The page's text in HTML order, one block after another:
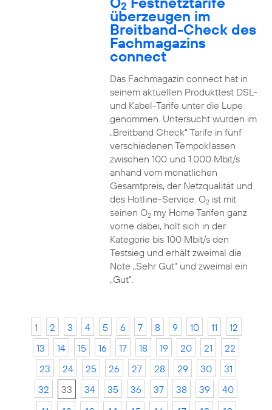
2
überzeugen im
Breitband-Check des
Fachmagazins
connect
Das Fachmagazin connect hat in
seinem aktuellen Produkttest DSL-
und Kabel-Tarife unter die Lupe
genommen. Untersucht wurden im
„Breitband Check“ Tarife in fünf
verschiedenen Tempoklassen
zwischen 100 und 1.000 Mbit/s
anhand vom monatlichen
Gesamtpreis, der Netzqualität und
des Hotline-Service. O2ist mit
seinen O2my Home Tarifen ganz
vorne dabei, holt sich in der
Kategorie bis 100 Mbit/s den
Testsieg und erhält zweimal die
Note „Sehr Gut“ und zweimal ein
„Gut“.
1 2 3 4 5 6 7 8 9 10 11
12
13
14 15 16 17 18 19 20 21
22
23
24 25 26 27 28 29 30
31
32
33 34 35 36 37 38 39
40